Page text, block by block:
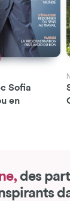
Sofia
en
des